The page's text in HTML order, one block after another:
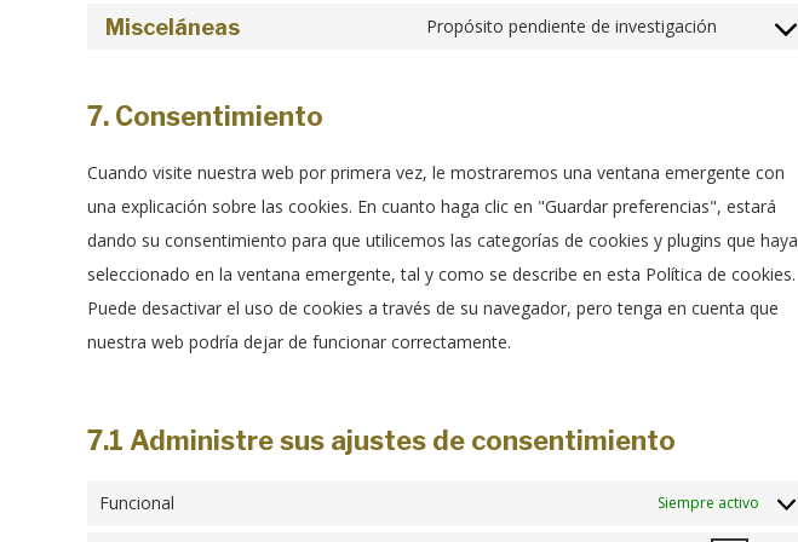
whatsapp
to
Misceláneas Propósito pendiente de investigación
Consent
7. Consentimiento
Cuando visite nuestra web por primera vez, le mostraremos una ventana emergente con
una explicación sobre las cookies. En cuanto haga clic en "Guardar preferencias", estará
dando su consentimiento para que utilicemos las categorías de cookies y plugins que haya
seleccionado en la ventana emergente, tal y como se describe en esta Política de cookies.
Puede desactivar el uso de cookies a través de su navegador, pero tenga en cuenta que
nuestra web podría dejar de funcionar correctamente.
7.1 Administre sus ajustes de consentimiento
Funcional Siempre activo